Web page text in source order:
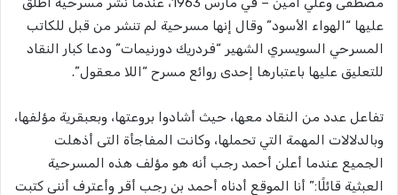
عليها “الهواء الأسود” وقال إنها مسرحية لم تنشر من قبل للكاتب
المسرحي السويسري الشهير “فردريك دورنيمات” ودعا كبار النقاد
للتعليق عليها باعتبارها إحدى روائع مسرح “اللا معقول”.
تفاعل عدد من النقاد معها، حيث أشادوا بروعتها، وبعبقرية مؤلفها،
وبالدلالات المهمة التي تحملها، وكانت المفاجأة التى أذهلت
الجميع عندما أعلن أحمد رجب أنه هو مؤلف هذه المسرحية
العبثية قائلًا:” أنا الموقع أدناه أحمد بن رجب أقر وأعترف أننى كتبت